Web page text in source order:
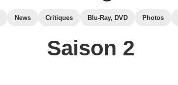
News Critiques Blu-Ray, DVD Photos
Saison 2